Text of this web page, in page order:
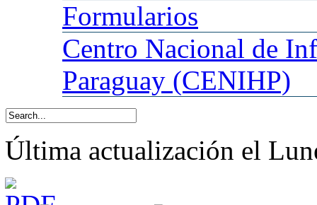
Formularios
Centro Nacional de
Paraguay (CENIHP)
Última actualización el